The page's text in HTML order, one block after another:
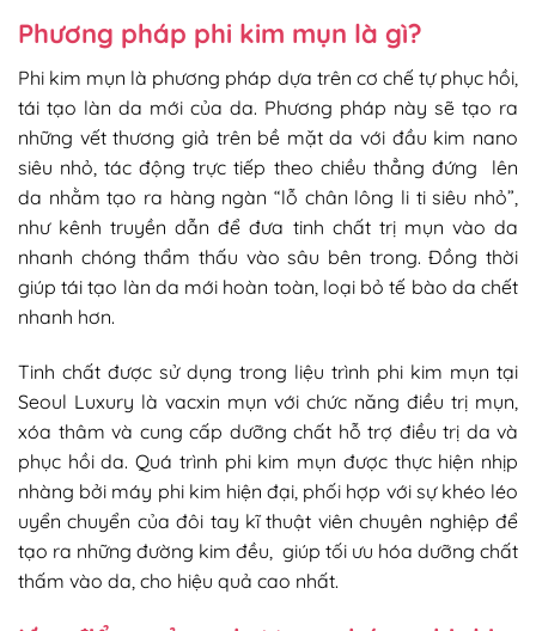
Phương pháp phi kim mụn là gì?
Phi kim mụn là phương pháp dựa trên cơ chế tự phục hồi,
tái tạo làn da mới của da. Phương pháp này sẽ tạo ra
những vết thương giả trên bề mặt da với đầu kim nano
siêu nhỏ, tác động trực tiếp theo chiều thẳng đứng lên
da nhằm tạo ra hàng ngàn “lỗ chân lông li ti siêu nhỏ”,
như kênh truyền dẫn để đưa tinh chất trị mụn vào da
nhanh chóng thẩm thấu vào sâu bên trong. Đồng thời
giúp tái tạo làn da mới hoàn toàn, loại bỏ tế bào da chết
nhanh hơn.
Tinh chất được sử dụng trong liệu trình phi kim mụn tại
Seoul Luxury là vacxin mụn với chức năng điều trị mụn,
xóa thâm và cung cấp dưỡng chất hỗ trợ điều trị da và
phục hồi da. Quá trình phi kim mụn được thực hiện nhịp
nhàng bởi máy phi kim hiện đại, phối hợp với sự khéo léo
uyển chuyển của đôi tay kĩ thuật viên chuyên nghiệp để
tạo ra những đường kim đều, giúp tối ưu hóa dưỡng chất
thấm vào da, cho hiệu quả cao nhất.